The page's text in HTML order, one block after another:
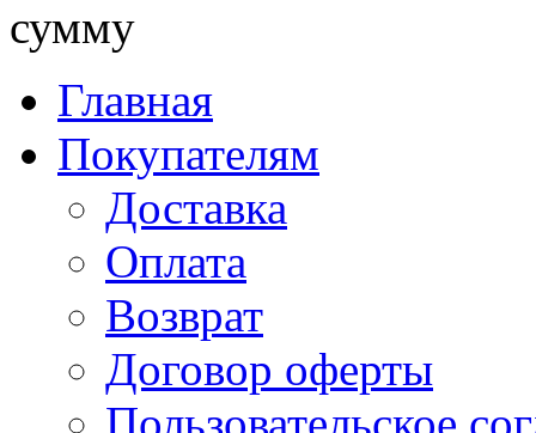
сумму
Главная
Покупателям
Доставка
Оплата
Возврат
Договор оферты